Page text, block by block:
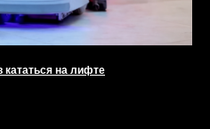
на лифте